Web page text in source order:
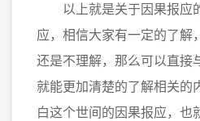
以上就是关于因果报应
应，相信大家有一定的了解
还是不理解，那么可以直接
就能更加清楚的了解相关的
白这个世间的因果报应，也